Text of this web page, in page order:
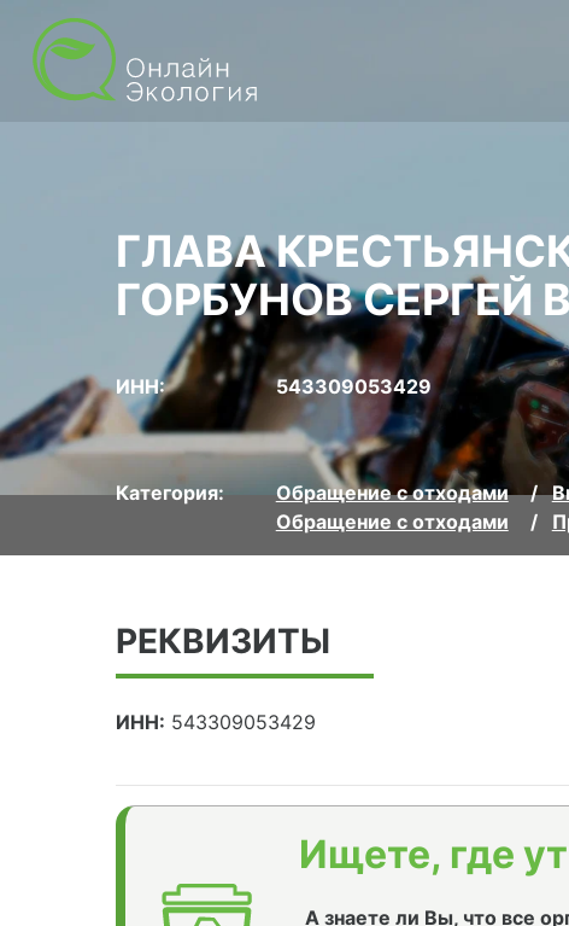
ГЛАВА
ГОРБУНОВ СЕРГЕЙ
ИНН: 543309053429
Категория: Обращение с отходами
Обращение с отходами
РЕКВИЗИТЫ
ИНН: 543309053429
Ищете, где
А знаете ли Вы, что все